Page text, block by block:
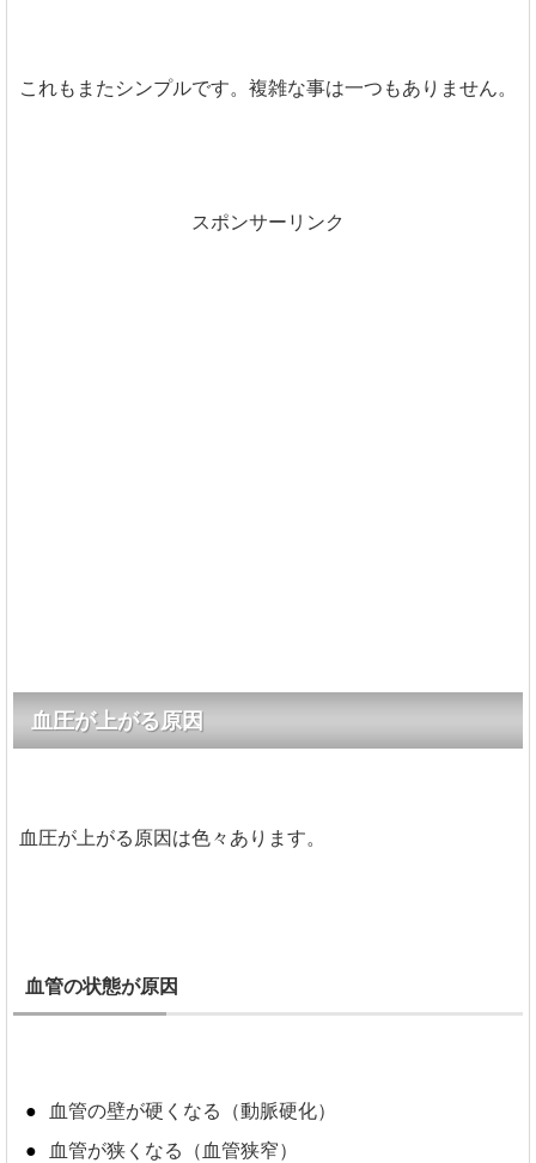
これもまたシンプルです。複雑な事は一つもありません。
スポンサーリンク
血圧が上がる原因
血圧が上がる原因は色々あります。
血管の状態が原因
血管の壁が硬くなる（動脈硬化）
血管が狭くなる（血管狭窄）